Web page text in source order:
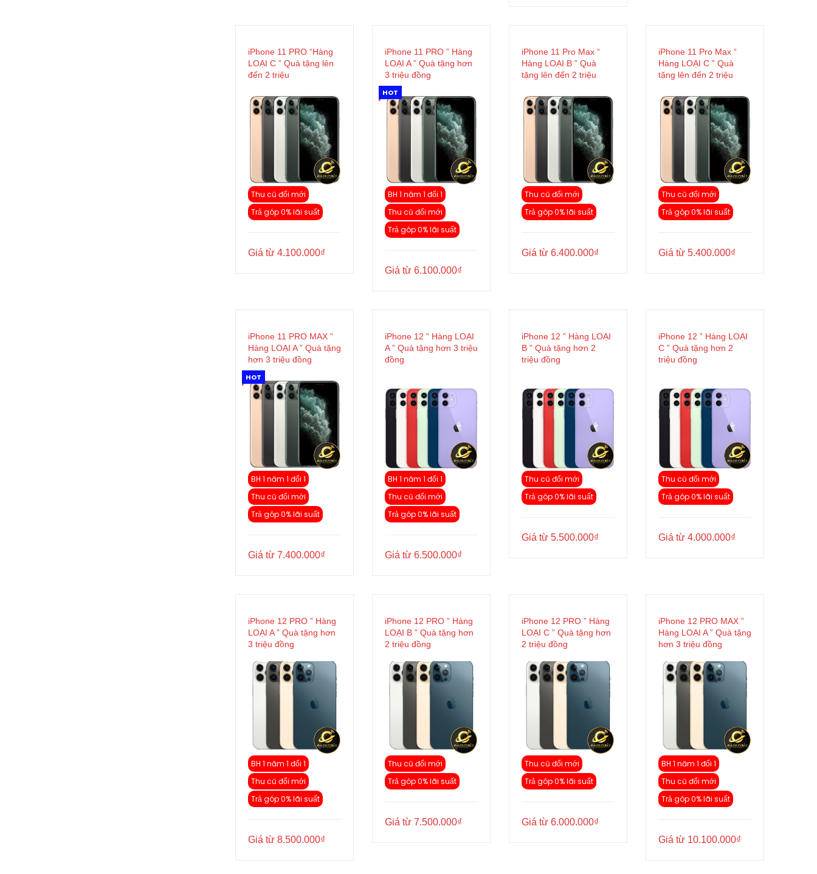
iPhone 11 PRO “Hàng
LOẠI C ” Quà tặng lên
đến 2 triệu
Thu cũ đổi mới
Trả góp 0% lãi suất
Giá từ 4.100.000₫
iPhone 11 PRO ” Hàng
LOẠI A ” Quà tặng hơn
3 triệu đồng
HOT
BH 1 năm 1 đổi 1
Thu cũ đổi mới
Trả góp 0% lãi suất
Giá từ 6.100.000₫
iPhone 11 Pro Max “
Hàng LOẠI B ” Quà
tặng lên đến 2 triệu
Thu cũ đổi mới
Trả góp 0% lãi suất
Giá từ 6.400.000₫
iPhone 11 Pro Max “
Hàng LOẠI C ” Quà
tặng lên đến 2 triệu
Thu cũ đổi mới
Trả góp 0% lãi suất
Giá từ 5.400.000₫
iPhone 11 PRO MAX ”
Hàng LOẠI A ” Quà tặng
hơn 3 triệu đồng
HOT
BH 1 năm 1 đổi 1
Thu cũ đổi mới
Trả góp 0% lãi suất
Giá từ 7.400.000₫
iPhone 12 ” Hàng LOẠI
A ” Quà tặng hơn 3 triệu
đồng
BH 1 năm 1 đổi 1
Thu cũ đổi mới
Trả góp 0% lãi suất
Giá từ 6.500.000₫
iPhone 12 ” Hàng LOẠI
B ” Quà tặng hơn 2
triệu đồng
Thu cũ đổi mới
Trả góp 0% lãi suất
Giá từ 5.500.000₫
iPhone 12 ” Hàng LOẠI
C ” Quà tặng hơn 2
triệu đồng
Thu cũ đổi mới
Trả góp 0% lãi suất
Giá từ 4.000.000₫
iPhone 12 PRO ” Hàng
LOẠI A ” Quà tặng hơn
3 triệu đồng
BH 1 năm 1 đổi 1
Thu cũ đổi mới
Trả góp 0% lãi suất
Giá từ 8.500.000₫
iPhone 12 PRO ” Hàng
LOẠI B ” Quà tặng hơn
2 triệu đồng
Thu cũ đổi mới
Trả góp 0% lãi suất
Giá từ 7.500.000₫
iPhone 12 PRO ” Hàng
LOẠI C ” Quà tặng hơn
2 triệu đồng
Thu cũ đổi mới
Trả góp 0% lãi suất
Giá từ 6.000.000₫
iPhone 12 PRO MAX ”
Hàng LOẠI A ” Quà tặng
hơn 3 triệu đồng
BH 1 năm 1 đổi 1
Thu cũ đổi mới
Trả góp 0% lãi suất
Giá từ 10.100.000₫